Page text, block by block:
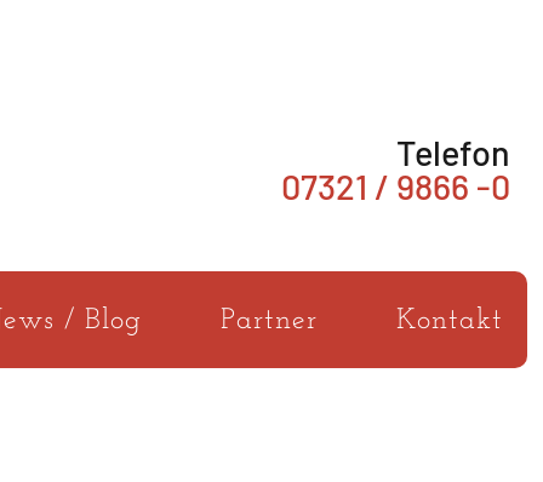
Telefon
07321 / 9866 -0
/ Blog Partner Kontakt